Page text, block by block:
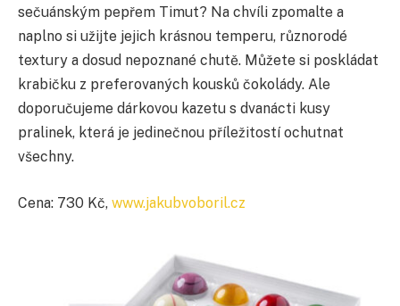
sečuánským pepřem Timut? Na chvíli zpomalte a
naplno si užijte jejich krásnou temperu, různorodé
textury a dosud nepoznané chutě. Můžete si poskládat
krabičku z preferovaných kousků čokolády. Ale
doporučujeme dárkovou kazetu s dvanácti kusy
pralinek, která je jedinečnou příležitostí ochutnat
všechny.
Cena: 730 Kč, www.jakubvoboril.cz